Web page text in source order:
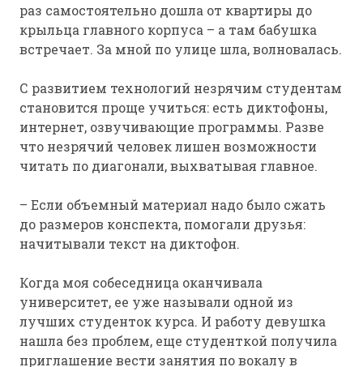
раз самостоятельно дошла от квартиры до
крыльца главного корпуса – а там бабушка
встречает. За мной по улице шла, волновалась.
С развитием технологий незрячим студентам
становится проще учиться: есть диктофоны,
интернет, озвучивающие программы. Разве
что незрячий человек лишен возможности
читать по диагонали, выхватывая главное.
– Если объемный материал надо было сжать
до размеров конспекта, помогали друзья:
начитывали текст на диктофон.
Когда моя собеседница оканчивала
университет, ее уже называли одной из
лучших студенток курса. И работу девушка
нашла без проблем, еще студенткой получила
приглашение вести занятия по вокалу в